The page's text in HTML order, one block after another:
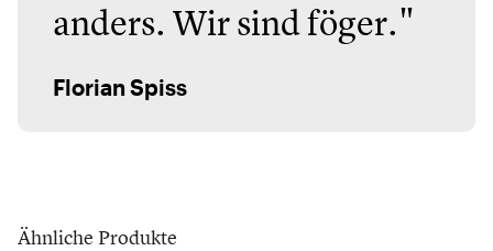
anders. Wir sind föger."
Florian Spiss
Ähnliche Produkte